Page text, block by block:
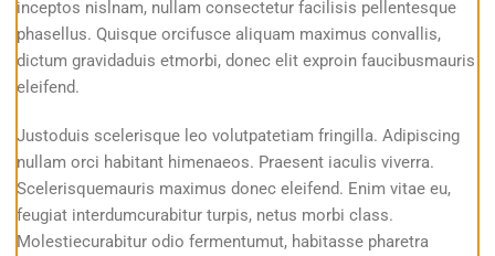
inceptos nislnam, nullam consectetur facilisis pellentesque
phasellus. Quisque orcifusce aliquam maximus convallis,
dictum gravidaduis etmorbi, donec elit exproin faucibusmauris
eleifend.
Justoduis scelerisque leo volutpatetiam fringilla. Adipiscing
nullam orci habitant himenaeos. Praesent iaculis viverra.
Scelerisquemauris maximus donec eleifend. Enim vitae eu,
feugiat interdumcurabitur turpis, netus morbi class.
Molestiecurabitur odio fermentumut, habitasse pharetra